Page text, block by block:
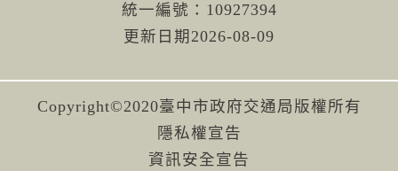
統一編號：10927394
更新日期 2026-08-09
Copyright©2020臺中市政府交通局版權所有
隱私權宣告
資訊安全宣告